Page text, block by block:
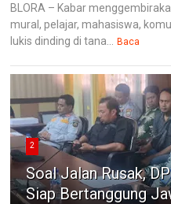
BLORA – Kabar
mural, pelajar, mahasiswa,
lukis dinding di tana...
Baca
2
Soal Jalan Rusak,
Siap Bertanggung